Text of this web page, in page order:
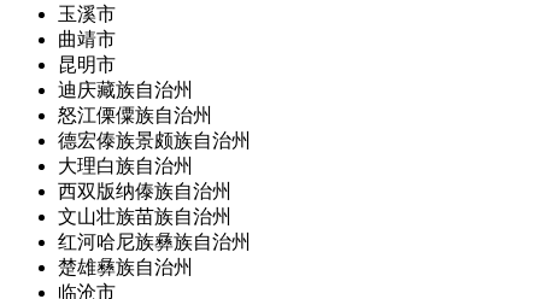
玉溪市
曲靖市
昆明市
迪庆藏族自治州
怒江傈僳族自治州
德宏傣族景颇族自治州
大理白族自治州
西双版纳傣族自治州
文山壮族苗族自治州
红河哈尼族彝族自治州
楚雄彝族自治州
临沧市